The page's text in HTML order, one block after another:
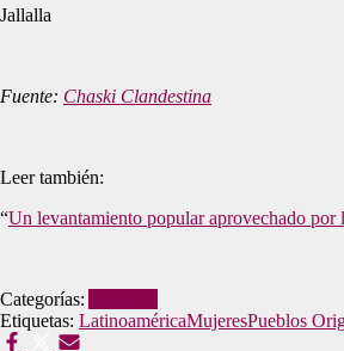
Jallalla
Fuente: Chaski Clandestina
Leer también:
“Un levantamiento popular aprovechado por
Categorías:
Etiquetas: LatinoaméricaMujeresPueblos